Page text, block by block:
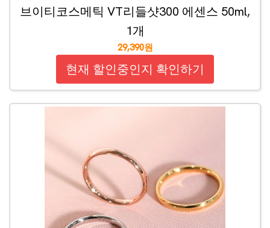
브이티코스메틱 VT리들샷300 에센스 50ml,
1개
29,390원
현재 할인중인지 확인하기